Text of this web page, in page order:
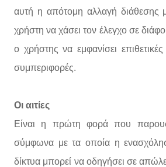
αυτή η απότομη αλλαγή διάθεσης
χρήστη να χάσει τον έλεγχο σε
ο χρήστης να εμφανίσει
συμπεριφορές.
Οι αιτίες
Είναι η πρώτη φορά που
σύμφωνα με τα οποία η
δίκτυα μπορεί να οδηγήσει σε